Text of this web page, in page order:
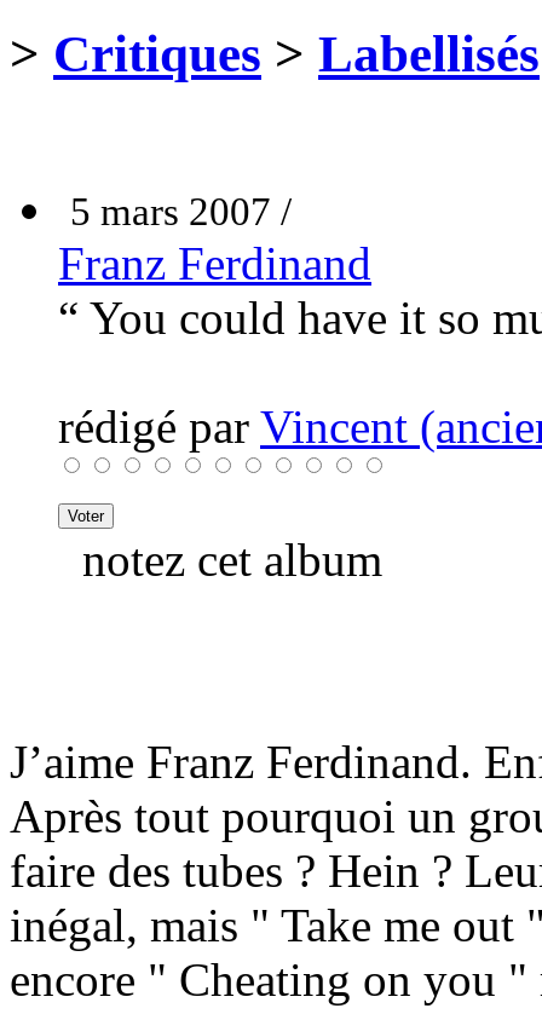
> Critiques > Labellisés
5 mars 2007 /
Franz Ferdinand
“ You could have it so
rédigé par Vincent
notez cet album
J’aime Franz Ferdinand.
Après tout pourquoi un
faire des tubes ? Hein ?
inégal, mais " Take me
encore " Cheating on you "